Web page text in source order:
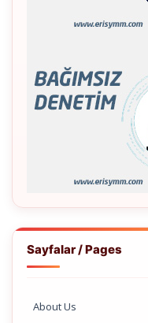
Sayfalar / Pages
About Us